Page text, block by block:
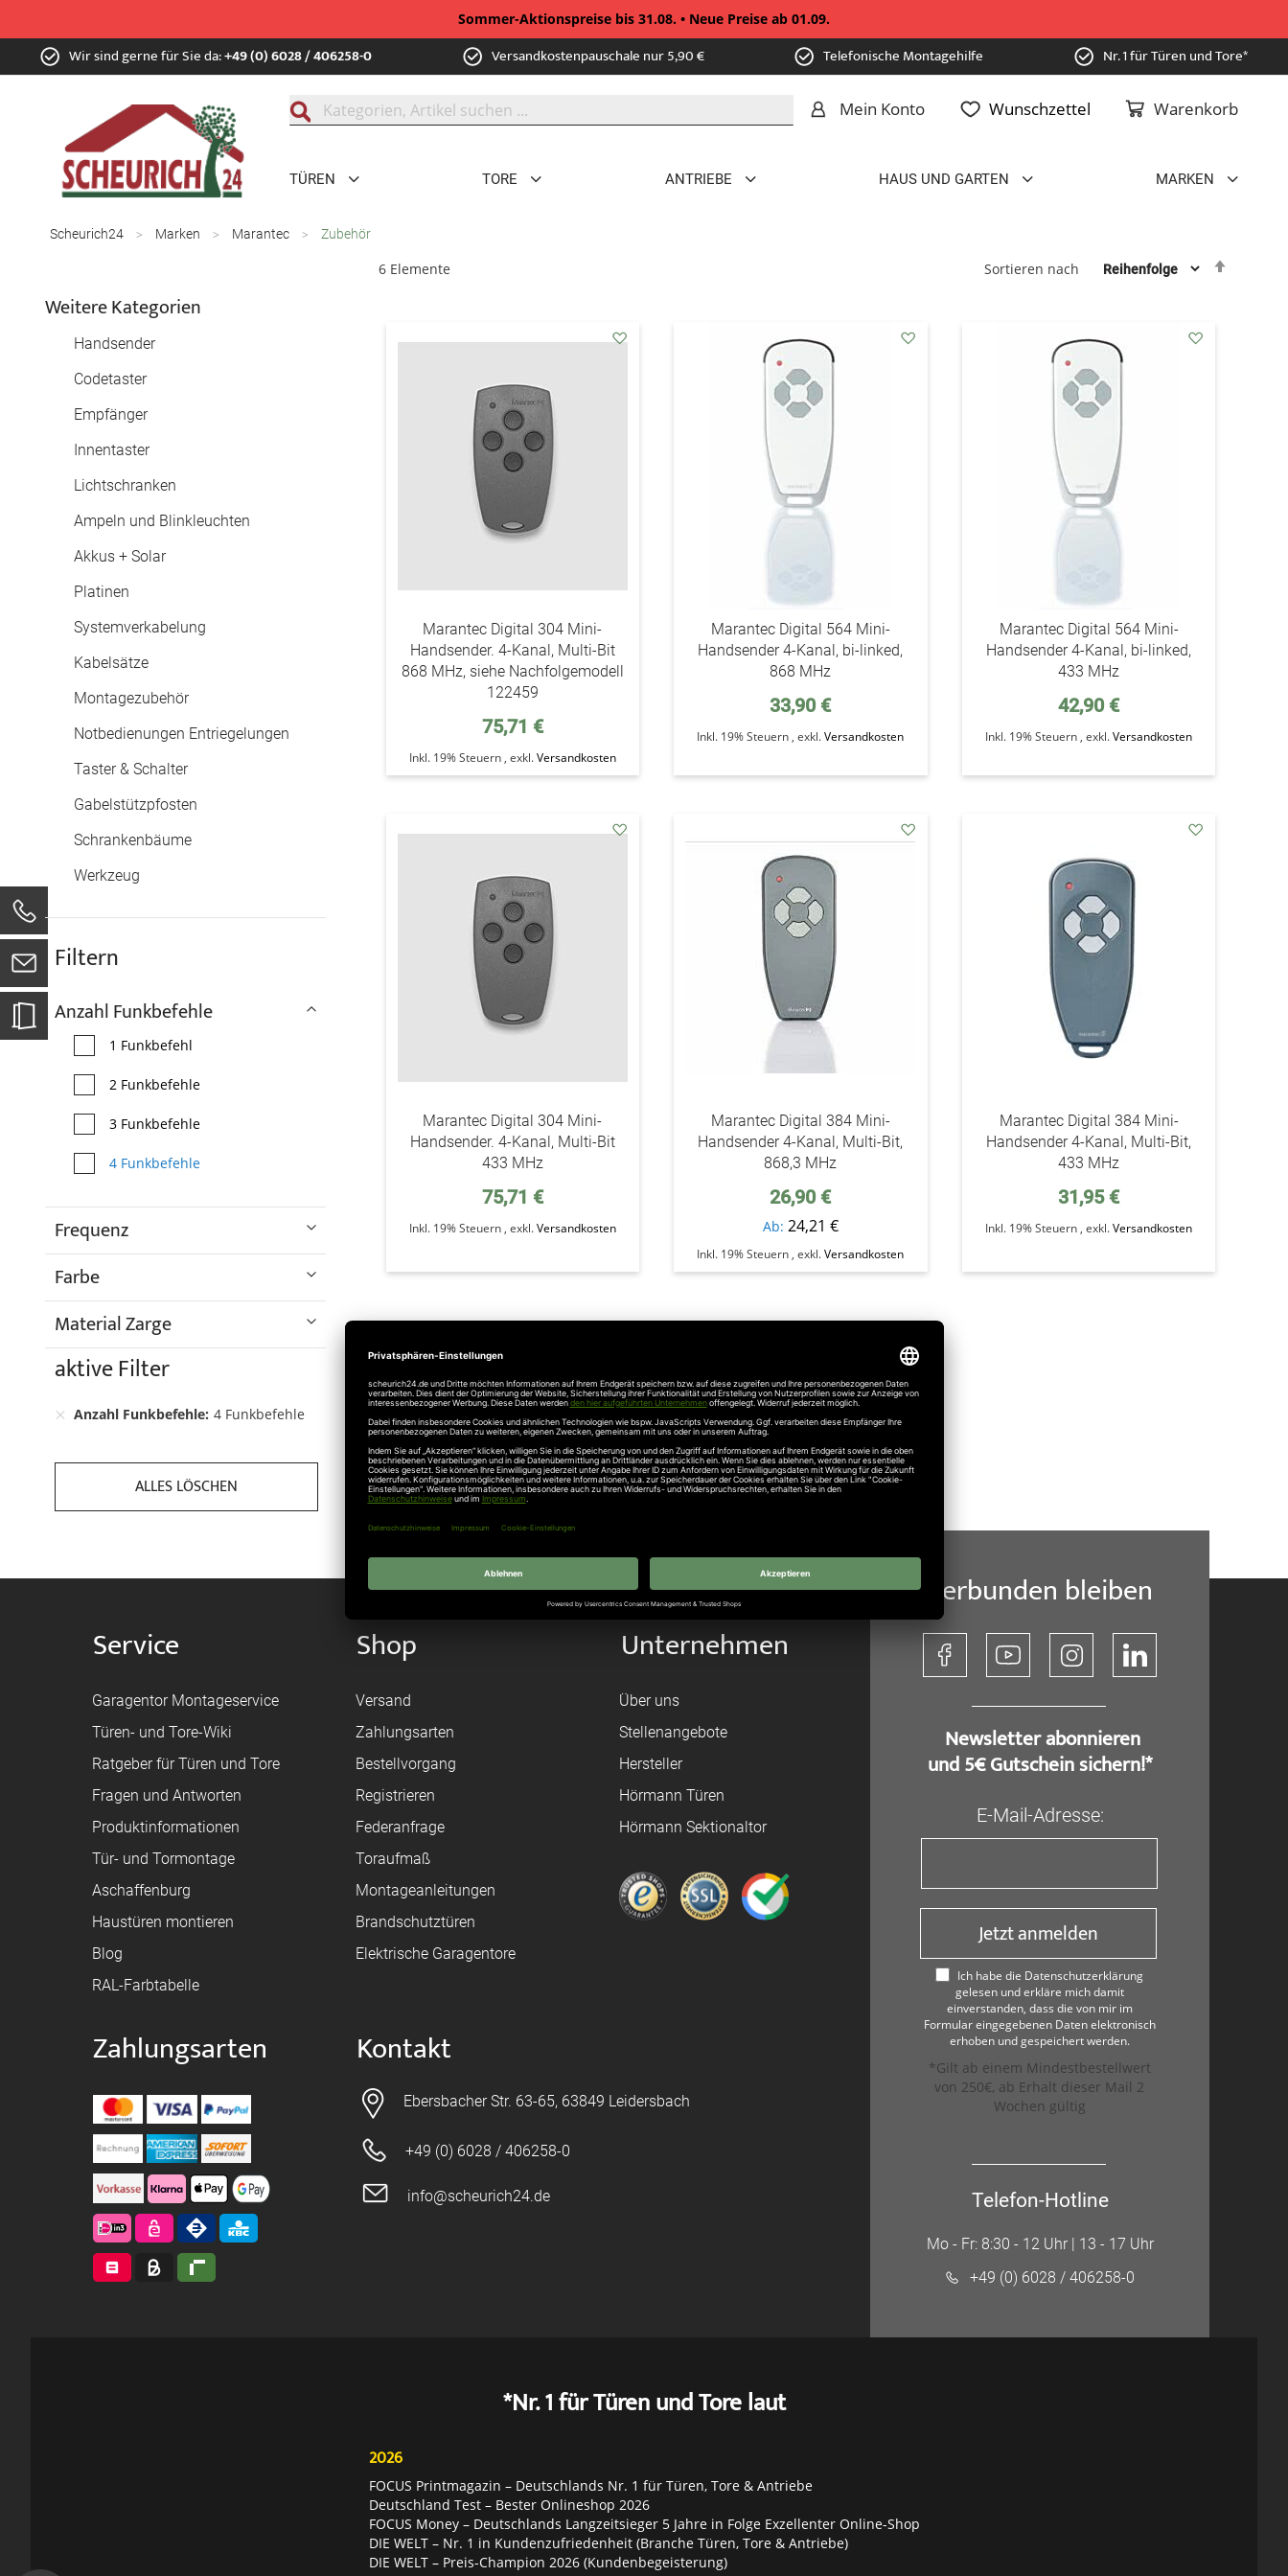
Sommer-Aktionspreise bis 31.08. • Neue Preise ab 01.09.
Zum
Inhalt Wir sind gerne für Sie da:+49 (0) 6028 / 406258-0 Versandkostenpauschale nur 5,90 € Telefonische Montagehilfe Nr. 1 für Türen und Tore*
Warenkorb
Mein Konto Wunschzettel
TÜREN TORE ANTRIEBE HAUS UND GARTEN MARKEN
Scheurich24 Marken Marantec Zubehör
6Elemente Sortieren nach
Marantec Digital 304 Mini-
Handsender. 4-Kanal, Multi-Bit
868 MHz, siehe Nachfolgemodell
122459
75,71 €
Inkl. 19% Steuern , exkl.Versandkosten
Marantec Digital 564 Mini-
Handsender 4-Kanal, bi-linked,
868 MHz
33,90 €
Inkl. 19% Steuern ,exkl.Versandkosten
Marantec Digital 564 Mini-
Handsender 4-Kanal, bi-linked,
433 MHz
42,90 €
Inkl. 19% Steuern ,exkl.Versandkosten
Marantec Digital 304 Mini-
Handsender. 4-Kanal, Multi-Bit
433 MHz
75,71 €
Inkl. 19% Steuern , exkl.Versandkosten
Marantec Digital 384 Mini-
Handsender 4-Kanal, Multi-Bit,
868,3 MHz
26,90 €
Ab 24,21 €
Inkl. 19% Steuern ,exkl.Versandkosten
Marantec Digital 384 Mini-
Handsender 4-Kanal, Multi-Bit,
433 MHz
31,95 €
Inkl. 19% Steuern ,exkl.Versandkosten
aktive Filter
Anzahl Funkbefehle 4 Funkbefehle
ALLES LÖSCHEN
Filtern
Anzahl Funkbefehle
1 Funkbefehl
2 Funkbefehle
3 Funkbefehle
4 Funkbefehle
Frequenz
Farbe
Material Zarge
Weitere Kategorien
Handsender
Codetaster
Empfänger
Innentaster
Lichtschranken
Ampeln und Blinkleuchten
Akkus + Solar
Platinen
Systemverkabelung
Kabelsätze
Montagezubehör
Notbedienungen Entriegelungen
Taster & Schalter
Gabelstützpfosten
Schrankenbäume
Werkzeug
Service
Garagentor Montageservice
Türen- und Tore-Wiki
Ratgeber für Türen und Tore
Fragen und Antworten
Produktinformationen
Tür- und Tormontage
Aschaffenburg
Haustüren montieren
Blog
RAL-Farbtabelle
Shop
Versand
Zahlungsarten
Bestellvorgang
Registrieren
Federanfrage
Toraufmaß
Montageanleitungen
Brandschutztüren
Elektrische Garagentore
Unternehmen
Über uns
Stellenangebote
Hersteller
Hörmann Türen
Hörmann Sektionaltor
Zahlungsarten Kontakt
Ebersbacher Str. 63-65, 63849 Leidersbach
+49 (0) 6028 / 406258-0
info@scheurich24.de
Verbunden bleiben
​ Newsletter abonnieren
und 5€ Gutschein sichern!*
E-Mail-Adresse:
Jetzt anmelden
Ich habe die Datenschutzerklärung
gelesen und erkläre mich damit
einverstanden, dass die von mir im
Formular eingegebenen Daten elektronisch
erhoben und gespeichert werden.
*Gilt ab einem Mindestbestellwert
von 250€, ab Erhalt dieser Mail 2
Wochen gültig
Telefon-Hotline
Mo - Fr: 8:30 - 12 Uhr | 13 - 17 Uhr
+49 (0) 6028 / 406258-0
*Nr. 1 für Türen und Tore laut
2026
FOCUS Printmagazin – Deutschlands Nr. 1 für Türen, Tore & Antriebe
Deutschland Test – Bester Onlineshop 2026
FOCUS Money – Deutschlands Langzeitsieger 5 Jahre in Folge Exzellenter Online-Shop
DIE WELT – Nr. 1 in Kundenzufriedenheit (Branche Türen, Tore & Antriebe)
DIE WELT – Preis-Champion 2026 (Kundenbegeisterung)